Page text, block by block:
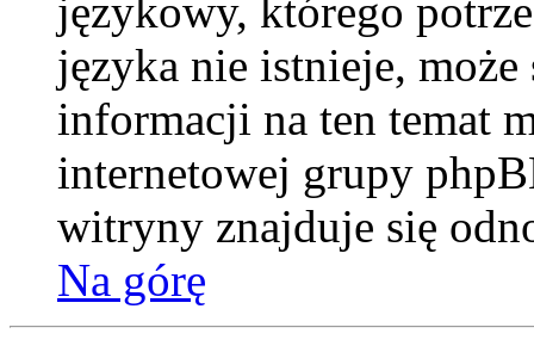
językowy, którego
języka nie istnieje,
informacji na ten temat
internetowej grupy
witryny znajduje się
Na górę